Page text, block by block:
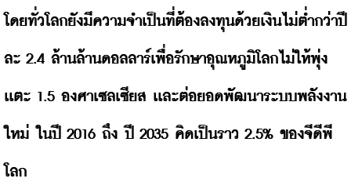
โดยทั่วโลกยังมีความจำเป็นที่ต้องลงทุนด้วยเงินไม่ต่ำกว่าปี
ละ 2.4 ล้านล้านดอลลาร์เพื่อรักษาอุณหภูมิโลกไม่ให้พุ่ง
เเตะ 1.5 องศาเซลเซียส เเละต่อยอดพัฒนาระบบพลังงาน
ใหม่ ในปี 2016 ถึง ปี 2035 คิดเป็นราว 2.5% ของจีดีพี
โลก